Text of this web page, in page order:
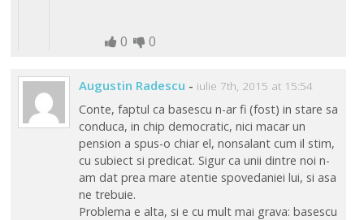
0 0
Augustin Radescu - iulie 7th, 2015 at 15:54
Conte, faptul ca basescu n-ar fi (fost) in stare sa
conduca, in chip democratic, nici macar un
pension a spus-o chiar el, nonsalant cum il stim,
cu subiect si predicat. Sigur ca unii dintre noi n-
am dat prea mare atentie spovedaniei lui, si asa
ne trebuie.
Problema e alta, si e cu mult mai grava: basescu